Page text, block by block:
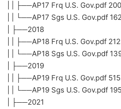
| | ├──AP17 Frq U.S. Gov.pdf
| | └──AP17 Sgs U.S. Gov.pdf
| ├──2018
| | ├──AP18 Frq U.S. Gov.pdf
| | └──AP18 Sgs U.S. Gov.pdf
| ├──2019
| | ├──AP19 Frq U.S. Gov.pdf
| | └──AP19 Sgs U.S. Gov.pdf
| ├──2021